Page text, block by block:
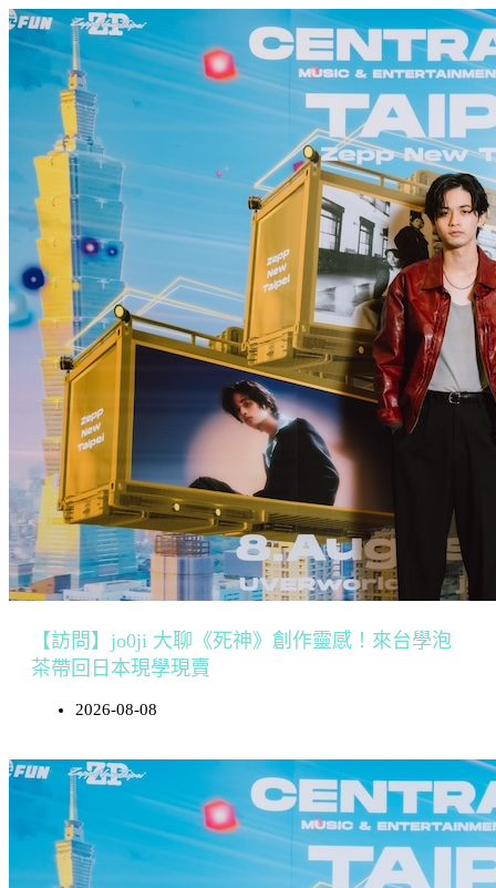
【訪問】jo0ji 大聊《死神》創作靈感！來台學泡
茶帶回日本現學現賣
2026-08-08